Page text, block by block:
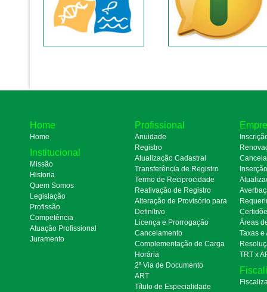
Home
Home
Institucional
Missão
Historia
Quem Somos
Legislação
Profissão
Competência
Atuação Profissional
Juramento
Profissional
Anuidade
Registro
Atualização Cadastral
Transferência de Registro
Termo de Reciprocidade
Reativação de Registro
Alteração de Provisório para
Definitivo
Licença e Prorrogação
Cancelamento
Complementação de Carga
Horária
2ª Via de Documento
ART
Título de Especialidade
Áreas
Taxas e
TRT x